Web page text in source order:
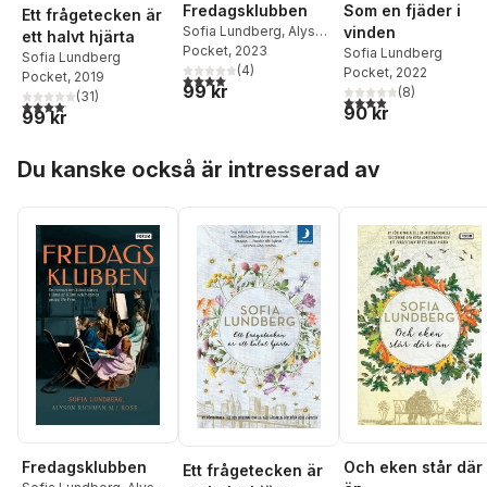
Ett frågetecken är
ett halvt hjärta
Sofia Lundberg
Pocket, 2019
4,1utav 5 stjärnor. Totalt antal röster:
(31)
99 kr
Fredagsklubben
Sofia Lundberg, Alyson
Richman,M.J Rose
Pocket, 2023
4,0utav 5 stjärnor. Totalt antal röster:
(4)
99 kr
Som en fjäder i
vinden
Sofia Lundberg
Pocket, 2022
3,9utav 5 stjärnor.
(8)
90 kr
Du kanske också är intresserad av
Fredagsklubben
Ett frågetecken är
Och eken står där